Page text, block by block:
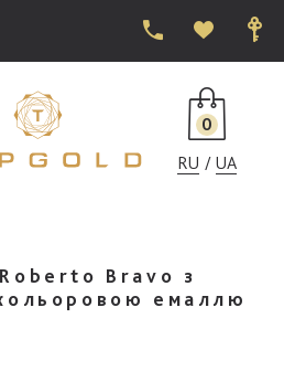
0
RU
UA
Bravo з
емаллю